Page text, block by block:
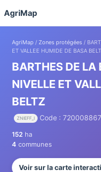
AgriMap
AgriMap / Zones protégées /
ET VALLEE HUMIDE DE BASA
BARTHES DE LA
NIVELLE ET
BELTZ
ZNIEFF_I Code : 720008867
152 ha
4 communes
Voir sur la carte